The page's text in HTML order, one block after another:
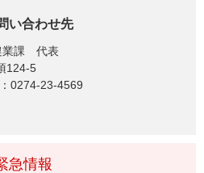
い合わせ先
課
代表
124-5
0274-23-4569
急情報